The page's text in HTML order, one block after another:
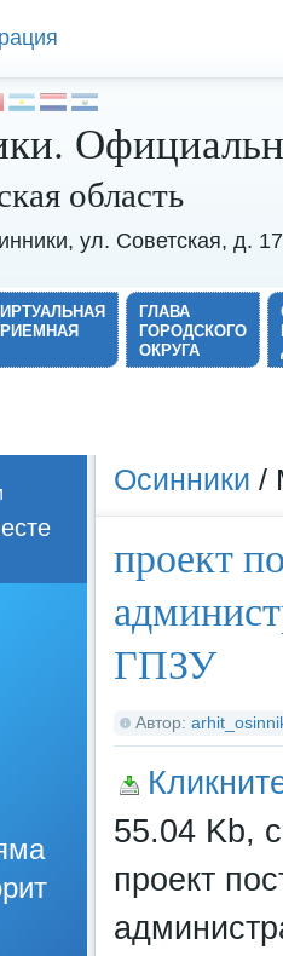
область
ул. Советская, д.
ГЛАВА
ГОРОДСКОГО
ОКРУГА
Осинники /
проект
ГПЗУ
Автор:
55.04 Kb,
проект